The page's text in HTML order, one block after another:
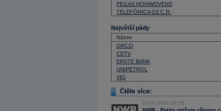
PEGAS NONWOVENS
TELEFÓNICA O2 C.R.
Největší pády
Název
ORCO
CETV
ERSTE BANK
UNIPETROL
VIG
Čtěte více:
24.01.2014 10:55